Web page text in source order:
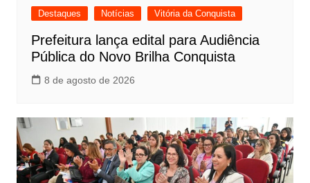
Destaques Notícias Vitória da Conquista
Prefeitura lança edital para Audiência
Pública do Novo Brilha Conquista
8 de agosto de 2026